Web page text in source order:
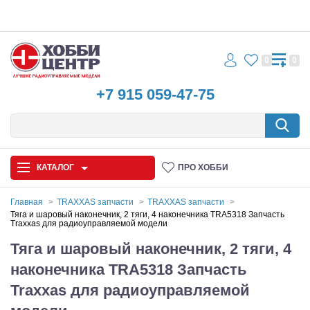
+7 915 059-47-75
0 0
КАТАЛОГ ПРО ХОББИ
Автомодели
Запчасти и аксессуары
Игрушки
Главная TRAXXAS запчасти
TRAXXAS запчасти
Тяга и шаровый наконечник, 2 тяги, 4 наконечника TRA5318 Запчасть
Traxxas для радиоуправляемой модели
Тяга и шаровый наконечник, 2 тяги, 4
наконечника TRA5318 Запчасть
Traxxas для радиоуправляемой